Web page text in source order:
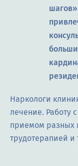
Наркологи
лечение. Работу
приемом разных
трудотерапией и